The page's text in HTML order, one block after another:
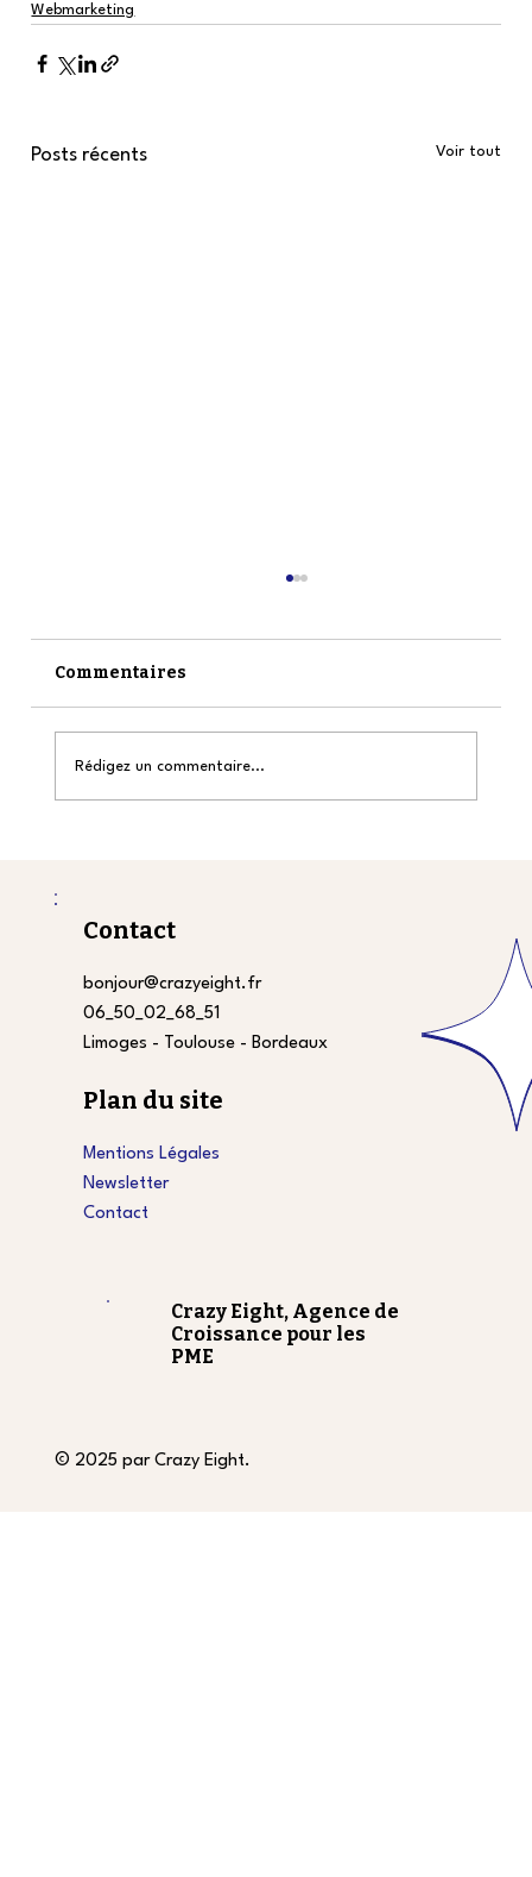
Webmarketing
Posts récents Voir tout
Commentaires
Rédigez un commentaire...
Contact
bonjour@crazyeight.fr
06_50_02_68_51
Limoges - Toulouse - Bordeaux
Plan du site
Mentions Légales
Newsletter
Contact
Crazy Eight, Agence de
Croissance pour les
PME
© 2025 par Crazy Eight.